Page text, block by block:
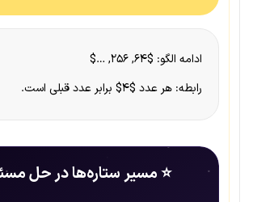
ادامه الگو: $۶۴, ۲۵۶, …$
رابطه: هر عدد $۴$ برابر عدد قبلی است.
⭐ مسیر ستاره‌ها در حل